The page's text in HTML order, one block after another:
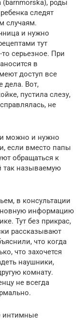
(barnmorska), роды
следят
случаям.
и нужно
тут
серьезное. При
в
доступ все
дела. Вот,
пустила слезу,
не
можно и нужно
если вместо папы
обращаться к
так называемую
в консультации
информацию
Тут без прикрас,
рассказывают
что когда
что захочется
наушники,
комнату.
не всегда
интимные